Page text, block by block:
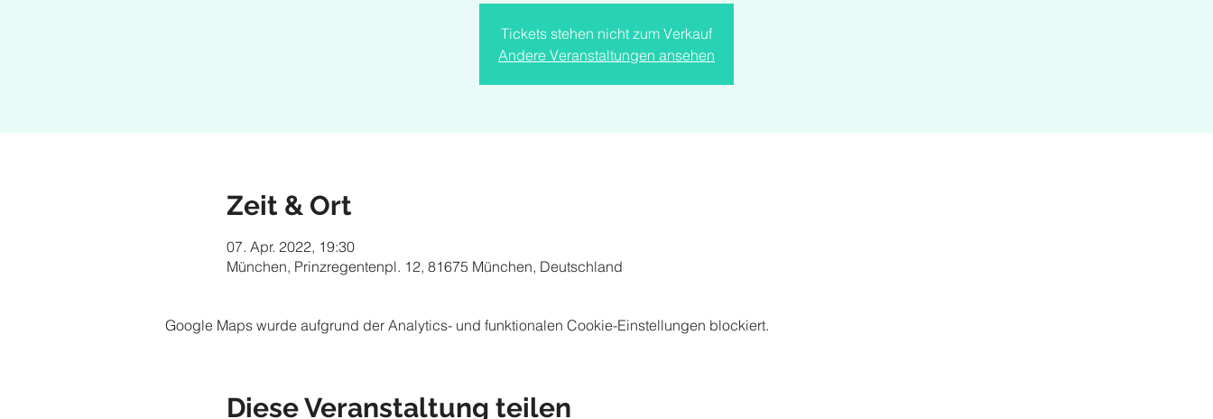
Tickets stehen nicht zum Verkauf
Andere Veranstaltungen ansehen
Zeit & Ort
07. Apr. 2022, 19:30
München, Prinzregentenpl. 12, 81675 München, Deutschland
Google Maps wurde aufgrund der Analytics- und funktionalen Cookie-Einstellungen blockiert.
Diese Veranstaltung teilen